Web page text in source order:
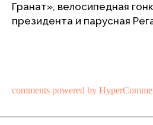
Гранат», велосипедная
президента и парусная
comments powered by